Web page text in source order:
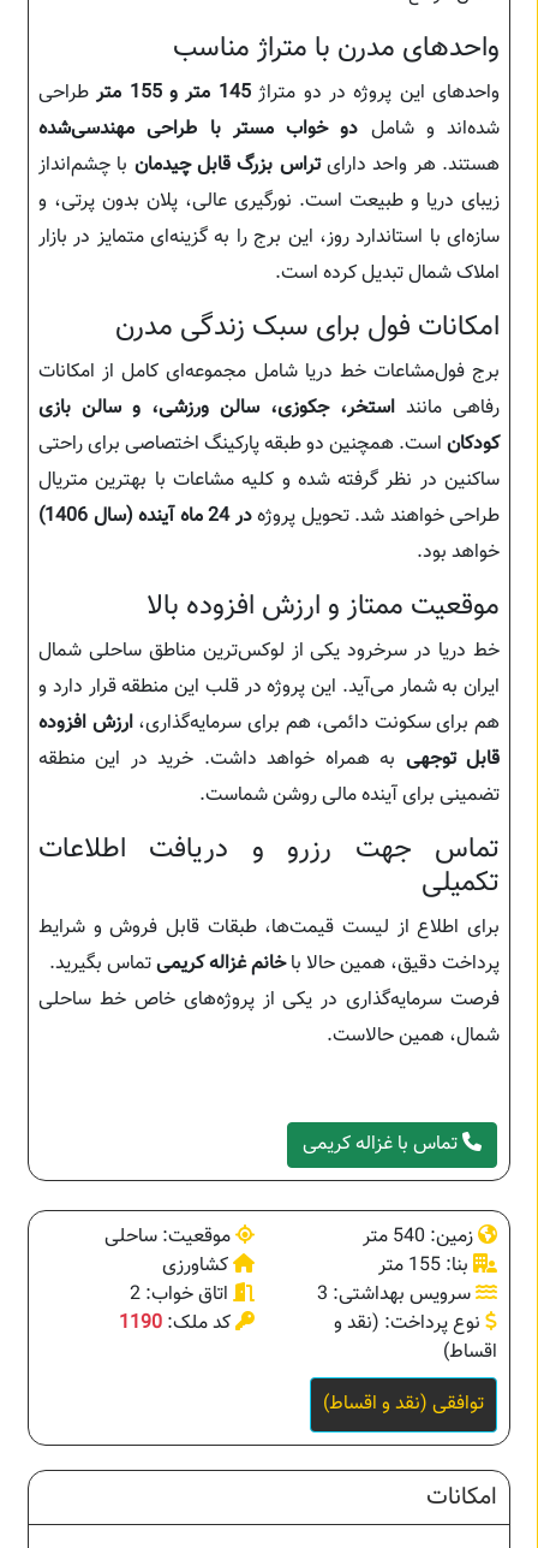
واحدهای مدرن با متراژ مناسب
واحدهای این پروژه در دو متراژ145 متر و 155 متر
طراحی
شده‌اند و شامل دو خواب مستر با طراحی مهندسی‌شده
هستند. هر واحد دارایتراس بزرگ قابل چیدمان با چشم‌انداز
زیبای دریا و طبیعت است. نورگیری عالی، پلان بدون پرتی، و
سازه‌ای با استاندارد روز، این برج را به گزینه‌ای متمایز در بازار
املاک شمال تبدیل کرده است.
امکانات فول برای سبک زندگی مدرن
برج فول‌مشاعات خط دریا شامل مجموعه‌ای کامل از امکانات
رفاهی مانند استخر، جکوزی، سالن ورزشی، و سالن بازی
کودکان است. همچنین دو طبقه پارکینگ اختصاصی برای راحتی
ساکنین در نظر گرفته شده و کلیه مشاعات با بهترین متریال
طراحی خواهند شد. تحویل پروژهدر 24 ماه آینده (سال 1406)
خواهد بود.
موقعیت ممتاز و ارزش افزوده بالا
خط دریا در سرخرود یکی از لوکس‌ترین مناطق ساحلی شمال
ایران به شمار می‌آید. این پروژه در قلب این منطقه قرار دارد و
هم برای سکونت دائمی، هم برای سرمایه‌گذاری،ارزش افزوده
قابل توجهی به همراه خواهد داشت. خرید در این منطقه
تضمینی برای آینده مالی روشن شماست.
تماس جهت رزرو و دریافت اطلاعات
تکمیلی
برای اطلاع از لیست قیمت‌ها، طبقات قابل فروش و شرایط
پرداخت دقیق، همین حالا باخانم غزاله کریمیتماس بگیرید.
فرصت سرمایه‌گذاری در یکی از پروژه‌های خاص خط ساحلی
شمال، همین حالاست.
تماس با غزاله کریمی
زمین: 540 متر
موقعیت: ساحلی
بنا: 155 متر
کشاورزی
سرویس بهداشتی: 3
اتاق خواب: 2
نوع پرداخت: (نقد و
اقساط)
کد ملک: 1190
توافقی (نقد و اقساط)
امکانات